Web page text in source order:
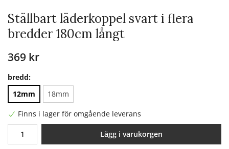
Ställbart läderkoppel svart i flera
bredder 180cm långt
369 kr
bredd:
12mm
18mm
Finns i lager för omgående leverans
Lägg i varukorgen